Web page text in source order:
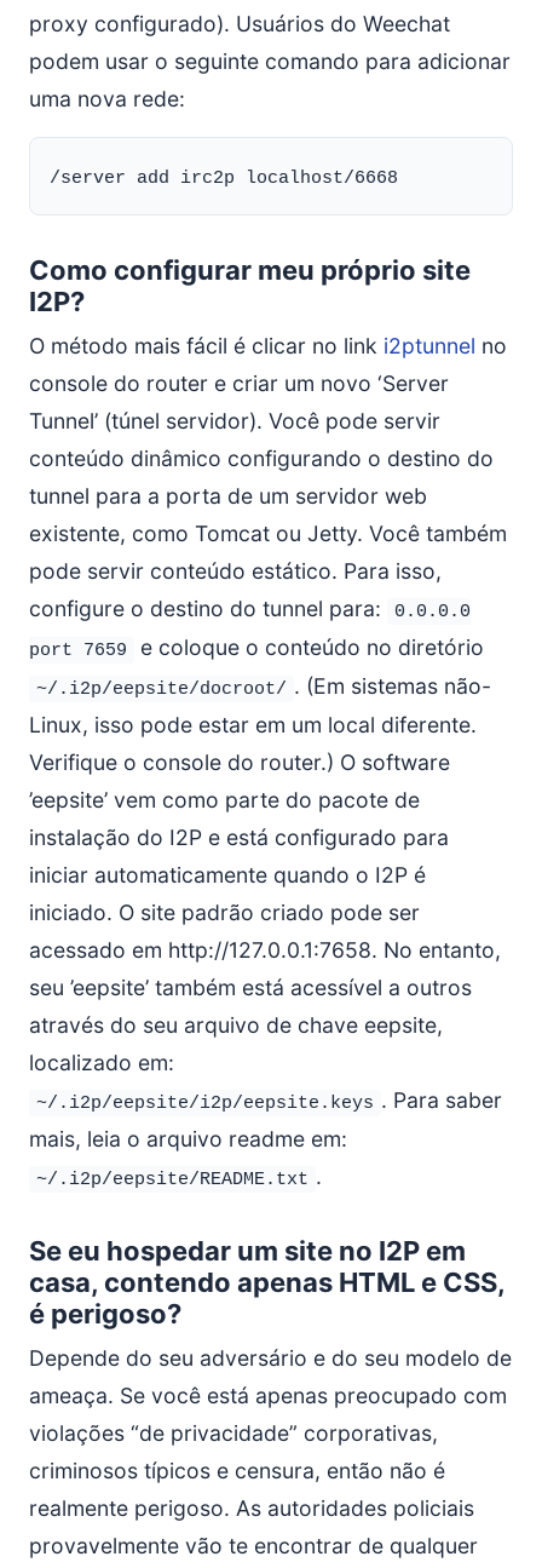
proxy configurado). Usuários do Weechat
podem usar o seguinte comando para adicionar
uma nova rede:
Como configurar meu próprio site
I2P?
O método mais fácil é clicar no link i2ptunnel no
console do router e criar um novo ‘Server
Tunnel’ (túnel servidor). Você pode servir
conteúdo dinâmico configurando o destino do
tunnel para a porta de um servidor web
existente, como Tomcat ou Jetty. Você também
pode servir conteúdo estático. Para isso,
configure o destino do tunnel para:
0.0.0.0
port 7659
e coloque o conteúdo no diretório
~/.i2p/eepsite/docroot/ . (Em sistemas não-
Linux, isso pode estar em um local diferente.
Verifique o console do router.) O software
’eepsite’ vem como parte do pacote de
instalação do I2P e está configurado para
iniciar automaticamente quando o I2P é
iniciado. O site padrão criado pode ser
acessado em http://127.0.0.1:7658. No entanto,
seu ’eepsite’ também está acessível a outros
através do seu arquivo de chave eepsite,
localizado em:
~/.i2p/eepsite/i2p/eepsite.keys . Para saber
mais, leia o arquivo readme em:
~/.i2p/eepsite/README.txt .
Se eu hospedar um site no I2P em
casa, contendo apenas HTML e CSS,
é perigoso?
Depende do seu adversário e do seu modelo de
ameaça. Se você está apenas preocupado com
violações “de privacidade” corporativas,
criminosos típicos e censura, então não é
realmente perigoso. As autoridades policiais
provavelmente vão te encontrar de qualquer